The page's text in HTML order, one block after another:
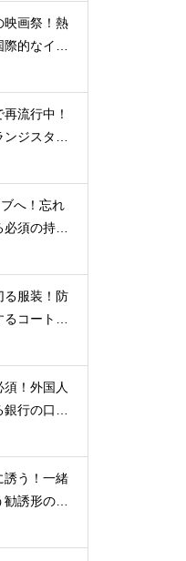
映画祭！熱
際的なイベ
流行中！
ンジスタイ
へ！忘れ
必須の持ち
る服装！防
るコートの
！外国人
銀行の口座
誘う！一緒
勧誘形の基